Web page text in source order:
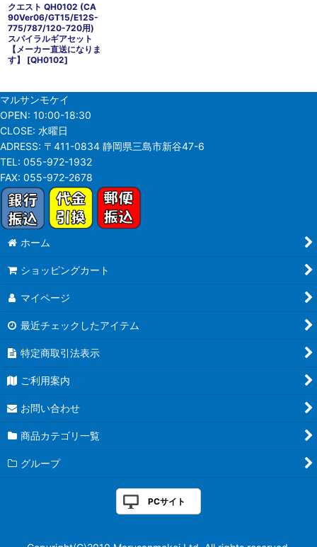
クエスト QH0102 (CA
90Ver06/GT15/E12S-
775/787/120-720用)
スパイラルギアセット
【メーカー直送になりま
す】 [QH0102]
マルサンモケイ
OPEN: 10:00-18:30
CLOSE: 水曜日
ADRESS: 〒411-0834 静岡県三島市新谷47-6
TEL: 055-972-1932
FAX: 055-972-2678
ホーム
ショッピングカート
マイページ
最近チェックしたアイテム
特定商取引法表示
ご利用案内
お問い合わせ
商品カテゴリ一覧
グループ
PCサイト